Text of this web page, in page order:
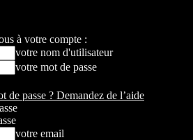
à votre compte :
votre nom d'utilisateur
votre mot de passe
de passe ? Demandez de l’aide
votre email